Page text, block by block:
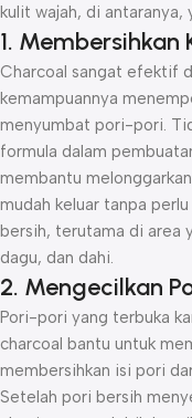
kulit wajah, di antaranya,
1. Membersihkan
Charcoal sangat efektif
kemampuannya
menyumbat pori-pori.
formula dalam
membantu
mudah keluar tanpa
bersih, terutama di area
dagu, dan dahi.
2. Mengecilkan
Pori-pori yang terbuka
charcoal bantu untuk
membersihkan isi pori
Setelah pori bersih